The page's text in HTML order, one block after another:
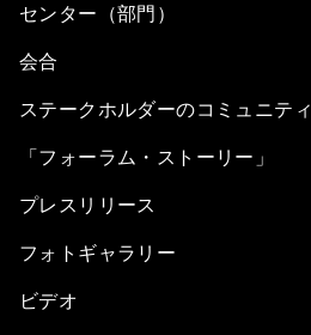
センター（部門）
会合
ステークホルダーのコミュニティ
「フォーラム・ストーリー」
プレスリリース
フォトギャラリー
ビデオ